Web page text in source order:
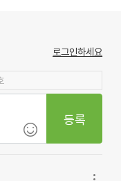
로그인하세요
등록